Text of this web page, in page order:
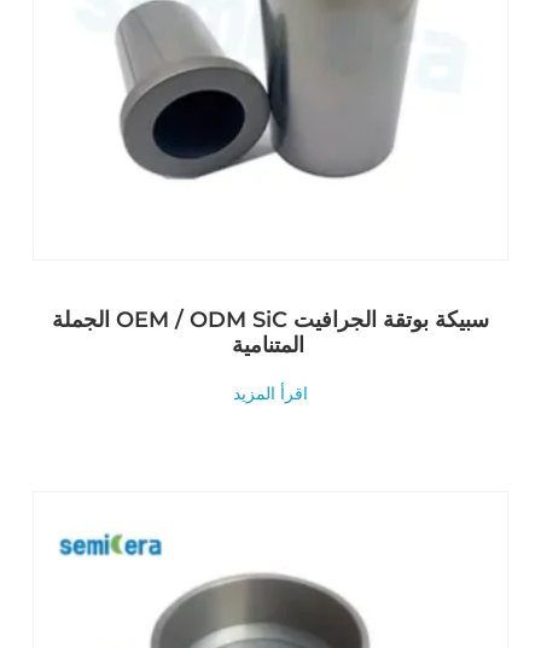
الجملة OEM / ODM SiC سبيكة بوتقة الجرافيت
اقرأ المزيد